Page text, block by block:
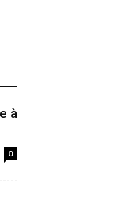
à
0